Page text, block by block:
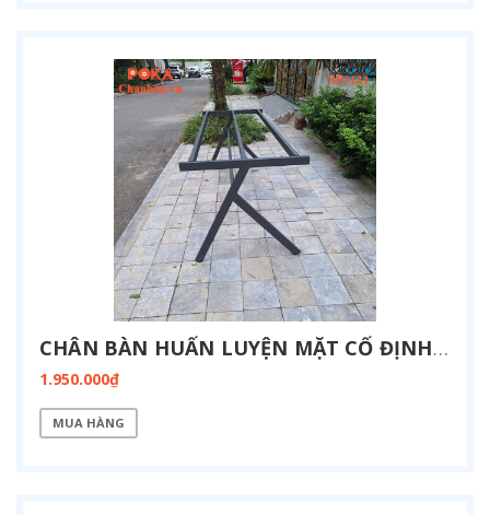
CHÂN BÀN HUẤN LUYỆN MẶT CỐ ĐỊNH KT 800X1900-FZ13-1900
1.950.000₫
MUA HÀNG